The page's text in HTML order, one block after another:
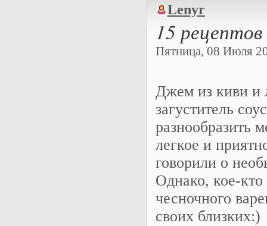
Lenyr
15
Пятница, 08 Июля
Джем из киви и
загуститель
разнообразить
легкое и
говорили о
Однако, кое-
чесночного
своих близких:)